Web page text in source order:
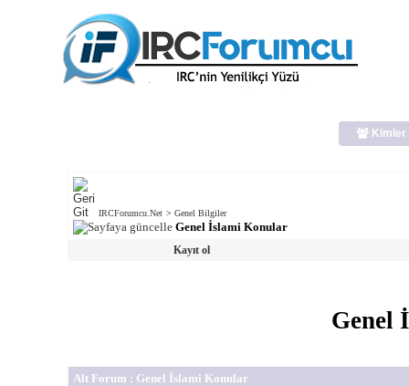
Kimler
IRCForumcu.Net > Genel Bilgiler
Genel İslami Konular
Kayıt ol
Genel
Alt Forum : Genel İslami Konular